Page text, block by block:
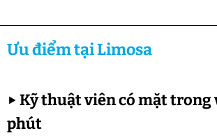
Ưu điểm tại Limosa
▶Kỹ thuật viên có mặt trong
phút